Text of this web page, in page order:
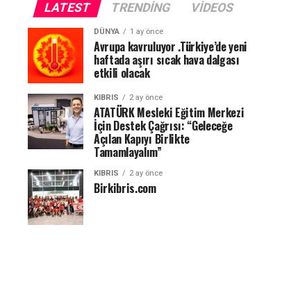
LATEST TRENDING VIDEOS
DÜNYA 1 ay önce
Avrupa kavruluyor .Türkiye’de yeni
haftada aşırı sıcak hava dalgası
etkili olacak
KIBRIS 2 ay önce
ATATÜRK Mesleki Eğitim Merkezi
İçin Destek Çağrısı: “Geleceğe
Açılan Kapıyı Birlikte
Tamamlayalım”
KIBRIS 2 ay önce
Birkibris.com